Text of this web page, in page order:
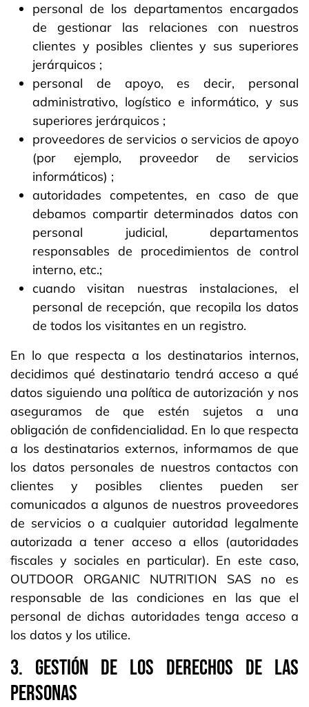
personal de los departamentos encargados
de gestionar las relaciones con nuestros
clientes y posibles clientes y sus superiores
jerárquicos ;
personal de apoyo, es decir, personal
administrativo, logístico e informático, y sus
superiores jerárquicos ;
proveedores de servicios o servicios de apoyo
(por ejemplo, proveedor de servicios
informáticos) ;
autoridades competentes, en caso de que
debamos compartir determinados datos con
personal judicial, departamentos
responsables de procedimientos de control
interno, etc.;
cuando visitan nuestras instalaciones, el
personal de recepción, que recopila los datos
de todos los visitantes en un registro.
En lo que respecta a los destinatarios internos,
decidimos qué destinatario tendrá acceso a qué
datos siguiendo una política de autorización y nos
aseguramos de que estén sujetos a una
obligación de confidencialidad. En lo que respecta
a los destinatarios externos, informamos de que
los datos personales de nuestros contactos con
clientes y posibles clientes pueden ser
comunicados a algunos de nuestros proveedores
de servicios o a cualquier autoridad legalmente
autorizada a tener acceso a ellos (autoridades
fiscales y sociales en particular). En este caso,
OUTDOOR ORGANIC NUTRITION SAS no es
responsable de las condiciones en las que el
personal de dichas autoridades tenga acceso a
los datos y los utilice.
3. GESTIÓN DE LOS DERECHOS DE LAS
PERSONAS